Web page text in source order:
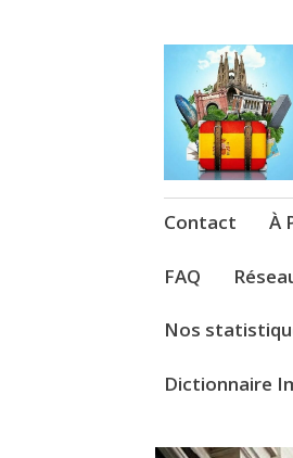
Accéder
contenu
Contact À
FAQ
Nos
Dictionnaire